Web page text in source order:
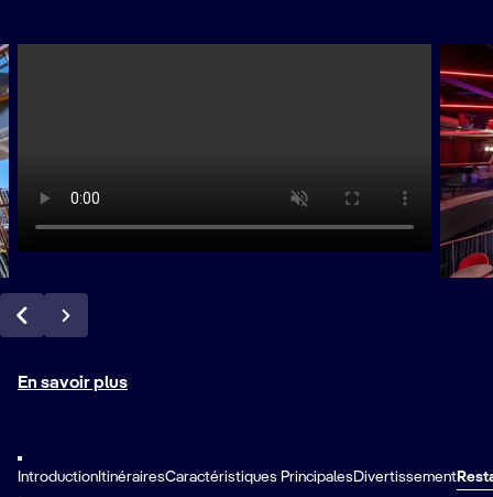
En savoir plus
Introduction ItinérairesCaractéristiques PrincipalesDivertissement